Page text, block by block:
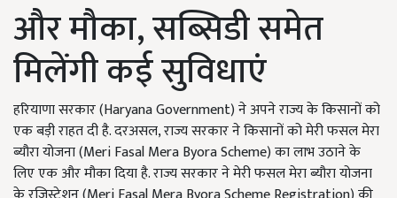
और मौका, सब्सिडी समेत
मिलेंगी कई सुविधाएं
हरियाणा सरकार (Haryana Government) ने अपने राज्य के किसानों को
एक बड़ी राहत दी है. दरअसल, राज्य सरकार ने किसानों को मेरी फसल मेरा
ब्यौरा योजना (Meri Fasal Mera Byora Scheme) का लाभ उठाने के
लिए एक और मौका दिया है. राज्य सरकार ने मेरी फसल मेरा ब्यौरा योजना